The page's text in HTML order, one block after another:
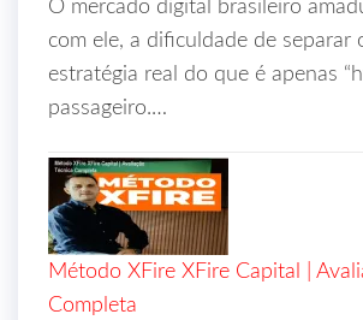
O mercado digital brasileiro
com ele, a dificuldade de separar
estratégia real do que é apenas
passageiro.…
Método XFire XFire Capital |
Completa